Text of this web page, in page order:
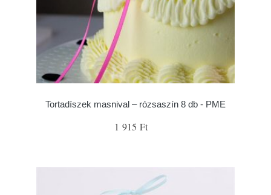
Tortadíszek masnival – rózsaszín 8 db - PME
1 915 Ft